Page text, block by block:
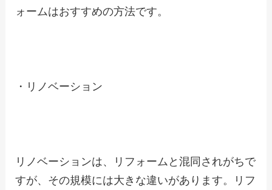
ォームはおすすめの方法です。
・リノベーション
リノベーションは、リフォームと混同されがちで
すが、その規模には大きな違いがあります。リフ